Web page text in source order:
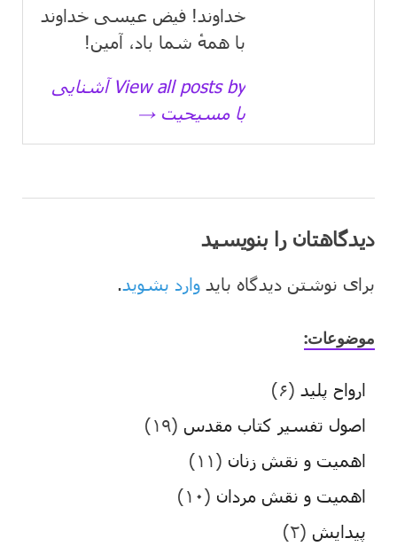
خداوند! فیض عیسی خداوند
با همهٔ شما باد، آمین!
View all posts by آشنایی
با مسیحیت →
دیدگاهتان را بنویسید
برای نوشتن دیدگاه باید وارد بشوید .
موضوعات:
ارواح پلید (۶)
اصول تفسیر کتاب مقدس (۱۹)
اهمیت و نقش زنان (۱۱)
اهمیت و نقش مردان (۱۰)
پیدایش (۲)